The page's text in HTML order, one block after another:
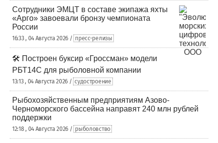
Сотрудники ЭМЦТ в составе экипажа яхты
«Арго» завоевали бронзу чемпионата
России
16:33 , 04 Августа 2026 / пресс-релизы
🛠️ Построен буксир «Гроссман» модели
РБТ14С для рыболовной компании
13:13 , 04 Августа 2026 / судостроение
Рыбохозяйственным предприятиям Азово-
Черноморского бассейна направят 240 млн рублей
поддержки
12:18 , 04 Августа 2026 / рыболовство